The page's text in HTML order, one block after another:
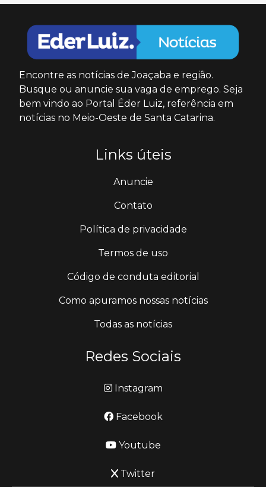
Encontre as notícias de Joaçaba e região.
Busque ou anuncie sua vaga de emprego. Seja
bem vindo ao Portal Éder Luiz, referência em
notícias no Meio-Oeste de Santa Catarina.
Links úteis
Anuncie
Contato
Política de privacidade
Termos de uso
Código de conduta editorial
Como apuramos nossas notícias
Todas as notícias
Redes Sociais
Instagram
Facebook
Youtube
Twitter